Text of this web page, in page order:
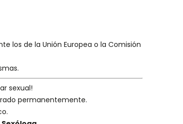
los de la Unión Europea o la Comisión
sexual!
permanentemente.